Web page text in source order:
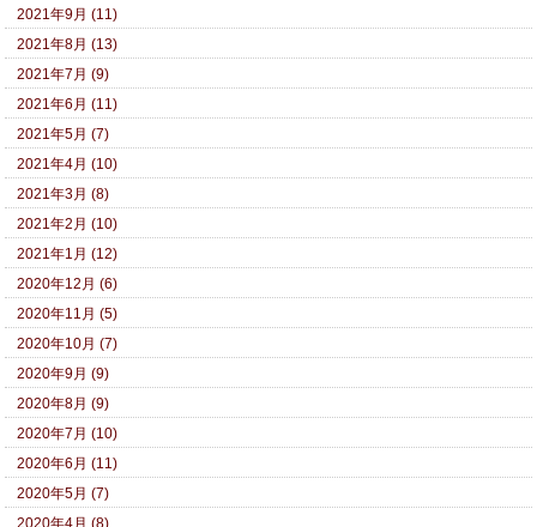
2021年9月 (11)
2021年8月 (13)
2021年7月 (9)
2021年6月 (11)
2021年5月 (7)
2021年4月 (10)
2021年3月 (8)
2021年2月 (10)
2021年1月 (12)
2020年12月 (6)
2020年11月 (5)
2020年10月 (7)
2020年9月 (9)
2020年8月 (9)
2020年7月 (10)
2020年6月 (11)
2020年5月 (7)
2020年4月 (8)